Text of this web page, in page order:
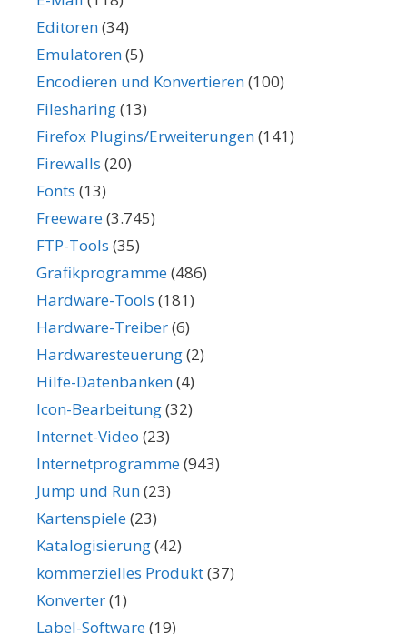
Editoren(34)
Emulatoren(5)
Encodieren und Konvertieren(100)
Filesharing(13)
Firefox Plugins/Erweiterungen(141)
Firewalls (20)
Fonts (13)
Freeware(3.745)
FTP-Tools (35)
Grafikprogramme(486)
Hardware-Tools (181)
Hardware-Treiber(6)
Hardwaresteuerung(2)
Hilfe-Datenbanken(4)
Icon-Bearbeitung(32)
Internet-Video (23)
Internetprogramme(943)
Jump und Run(23)
Kartenspiele(23)
Katalogisierung(42)
kommerzielles Produkt(37)
Konverter(1)
Label-Software(19)